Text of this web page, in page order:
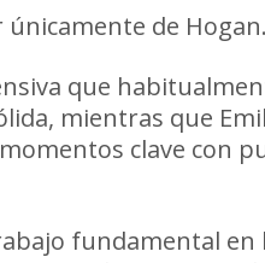
de Hogan.
que
mientras que
clave con
fundamental